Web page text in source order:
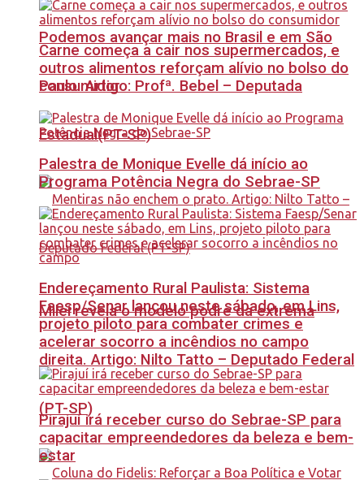
Podemos avançar mais no Brasil e em São
Paulo. Artigo: Profª. Bebel – Deputada
Estadual(PT-SP)
Milei revela o modelo podre da extrema
direita. Artigo: Nilto Tatto – Deputado Federal
(PT-SP)
Carne começa a cair nos supermercados, e
outros alimentos reforçam alívio no bolso do
consumidor
Palestra de Monique Evelle dá início ao
Programa Potência Negra do Sebrae-SP
Endereçamento Rural Paulista: Sistema
Faesp/Senar lançou neste sábado, em Lins,
projeto piloto para combater crimes e
acelerar socorro a incêndios no campo
Pirajuí irá receber curso do Sebrae-SP para
capacitar empreendedores da beleza e bem-
estar